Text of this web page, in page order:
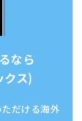
なら
ス)
だける海外